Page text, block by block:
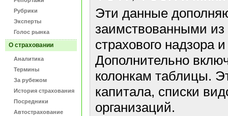
Рубрики
Эксперты
Голос рынка
О страховании
Аналитика
Термины
За рубежом
История страхования
Посредники
Автострахование
Эти данные
заимствованными
страхового надзора
Дополнительно
колонкам таблицы.
капитала, списки
организаций.